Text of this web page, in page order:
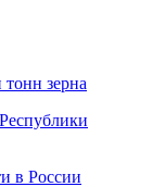
зерна
в России